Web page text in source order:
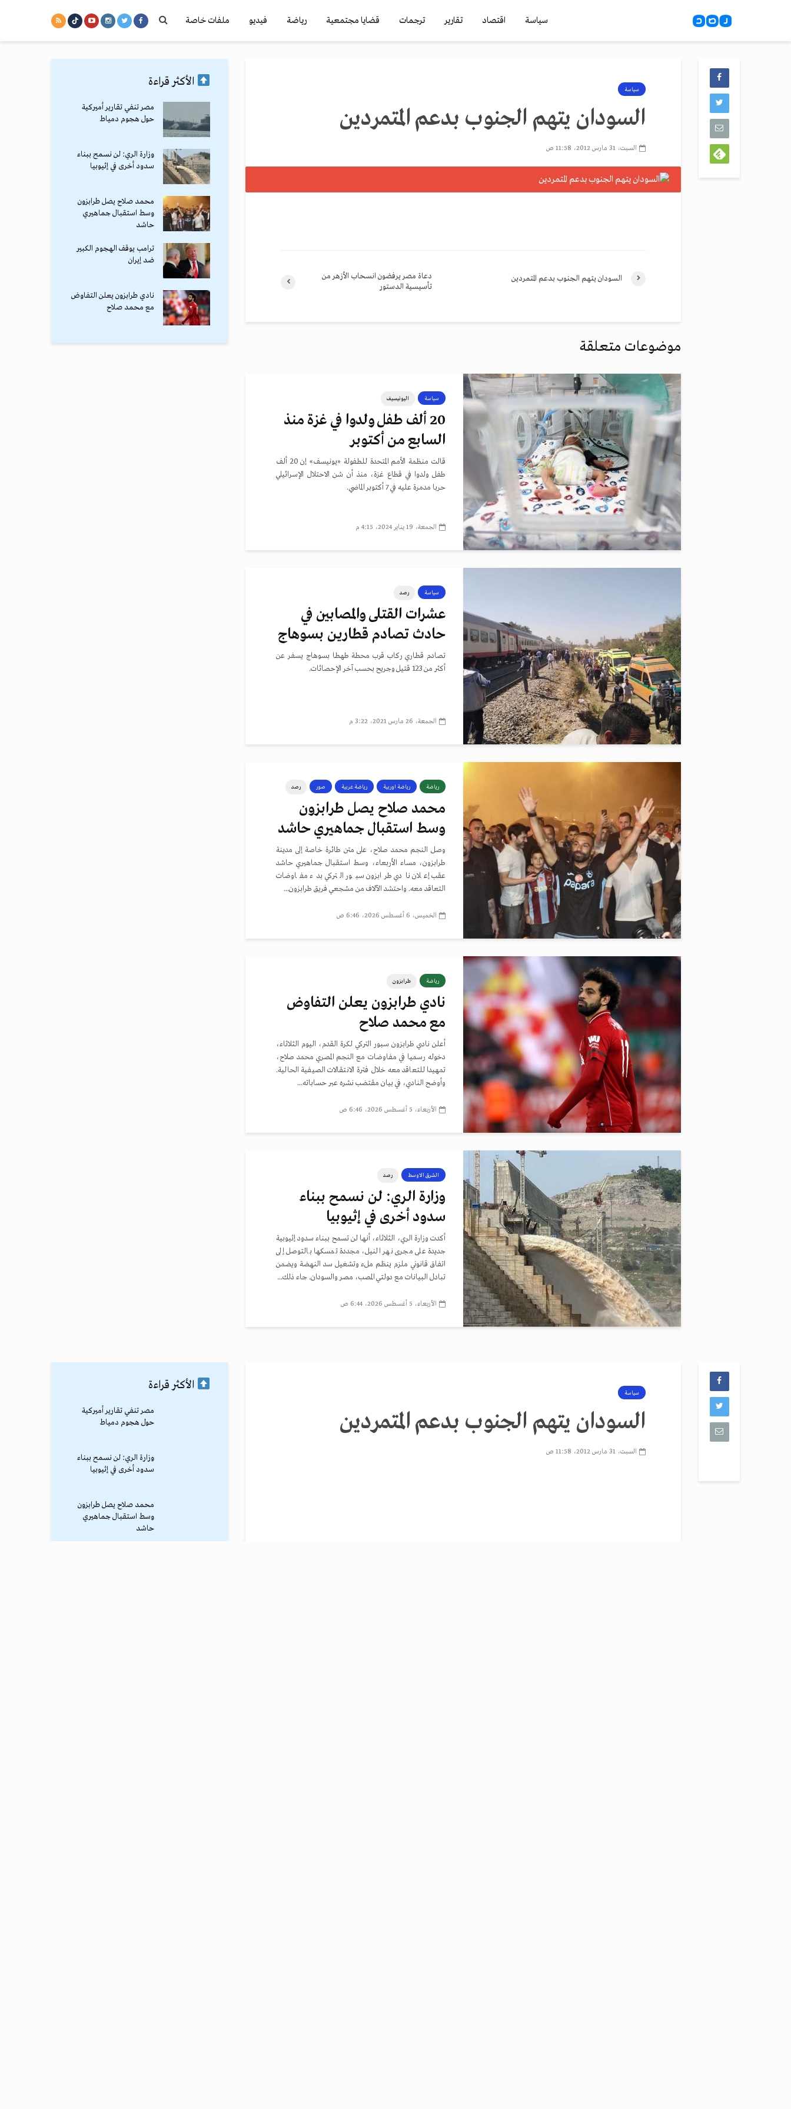
سياسة اقتصاد تقارير ترجمات قضايا مجتمعية رياضة فيديو ملفات خاصة
سياسة
السودان يتهم الجنوب بدعم المتمردين
السبت، 31 مارس 2012، 11:58 ص
دعاة مصر يرفضون انسحاب الأزهر من
تأسيسية الدستور
السودان يتهم الجنوب بدعم المتمردين
موضوعات متعلقة
سياسة اليونيسيف
20 ألف طفل ولدوا في غزة منذ
السابع من أكتوبر
قالت منظمة الأمم المتحدة للطفولة «يونيسف» إن 20 ألف
طفل ولدوا في قطاع غزة، منذ أن شن الاحتلال الإسرائيلي
حربا مدمرة عليه في 7 أكتوبر الماضي.
الجمعة، 19 يناير 2024، 4:15 م
سياسة رصد
عشرات القتلى والمصابين في
حادث تصادم قطارين بسوهاج
تصادم قطاري ركاب قرب محطة طهطا بسوهاج يسفر عن
أكثر من 123 قتيل وجريح بحسب آخر الإحصائات.
الجمعة، 26 مارس 2021، 3:22 م
رياضة رياضة اوربية رياضة عربية صور رصد
محمد صلاح يصل طرابزون
وسط استقبال جماهيري حاشد
وصل النجم محمد صلاح، على متن طائرة خاصة إلى مدينة
طرابزون، مساء الأربعاء، وسط استقبال جماهيري حاشد
عقب إعلان نادي طرابزون سبور التركي بدء مفاوضات
التعاقد معه. واحتشد الآلاف من مشجعي فريق طرابزون...
الخميس، 6 أغسطس 2026، 6:46 ص
رياضة طرابزون
نادي طرابزون يعلن التفاوض
مع محمد صلاح
أعلن نادي طرابزون سبور التركي لكرة القدم، اليوم الثلاثاء،
دخوله رسميا في مفاوضات مع النجم المصري محمد صلاح،
تمهيدا للتعاقد معه خلال فترة الانتقالات الصيفية الحالية.
وأوضح النادي، في بيان مقتضب نشره عبر حساباته...
الأربعاء، 5 أغسطس 2026، 6:46 ص
الشرق الاوسط رصد
وزارة الري: لن نسمح ببناء
سدود أخرى في إثيوبيا
أكدت وزارة الري، الثلاثاء، أنها لن تسمح ببناء سدود إثيوبية
جديدة على مجرى نهر النيل، مجددة تمسكها بالتوصل إلى
اتفاق قانوني ملزم ينظم ملء وتشغيل سد النهضة ويضمن
تبادل البيانات مع دولتي المصب، مصر والسودان. جاء ذلك...
الأربعاء، 5 أغسطس 2026، 6:44 ص
الأكثر قراءة
مصر تنفي تقارير أميركية
حول هجوم دمياط
وزارة الري: لن نسمح ببناء
سدود أخرى في إثيوبيا
محمد صلاح يصل طرابزون
وسط استقبال جماهيري
حاشد
ترامب يوقف الهجوم الكبير
ضد إيران
نادي طرابزون يعلن التفاوض
مع محمد صلاح
سياسة
السودان يتهم الجنوب بدعم المتمردين
السبت، 31 مارس 2012، 11:58 ص
الأكثر قراءة
مصر تنفي تقارير أميركية
حول هجوم دمياط
وزارة الري: لن نسمح ببناء
سدود أخرى في إثيوبيا
محمد صلاح يصل طرابزون
وسط استقبال جماهيري
حاشد